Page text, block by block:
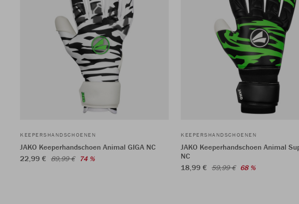
KEEPERSHANDSCHOENEN
JAKO Keeperhandschoen Animal GIGA NC
22,99 € 89,99 € 74 %
KEEPERSHANDSCHOENEN
JAKO Keeperhandschoen Animal
NC
18,99 € 59,99 € 68 %